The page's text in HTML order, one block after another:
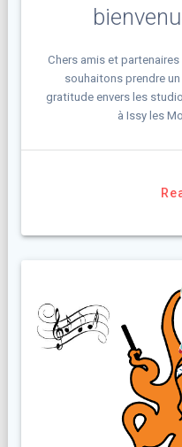
Chers amis et
souhaitons prendre
gratitude envers les
à Issy les